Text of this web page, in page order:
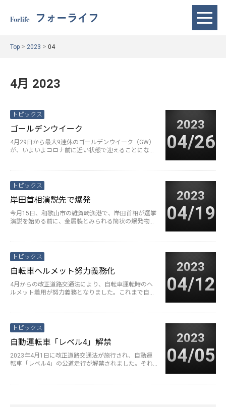
Forlife フォーライフ
Top > 2023 > 04
4月 2023
トピックス
ゴールデンウイーク
4月29日から最大9連休のゴールデンウイーク（GW）
が、いよいよコロナ前に近い状態で迎えることになり
2023
04/26
トピックス
岸田首相演説先で爆発
今月15日、和歌山市の雑賀崎漁港で、岸田首相が選挙
演説を始める前に、金属製とみられる筒状の爆発物が
2023
04/19
トピックス
自転車ヘルメット努力義務化
4月からの改正道路交通法により、自転車運転時のヘ
ルメット着用が努力義務となりました。これまで自転
2023
04/12
トピックス
自動運転車「レベル4」解禁
2023年4月1日に改正道路交通法が施行され、自動運
転車「レベル4」の公道走行が解禁されました。それ
2023
04/05